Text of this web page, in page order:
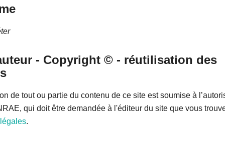
- Copyright © - réutilisation des
de tout ou partie du contenu de ce site est soumise à
qui doit être demandée à l'éditeur du site que vous
.